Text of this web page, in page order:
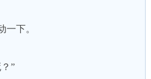
一下。
”